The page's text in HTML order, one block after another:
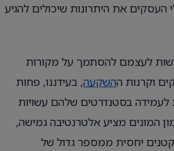
העסקים את היתרונות שיכולים להגיע
לעצמם להסתמך על מקורות
וקרנות ההשקעה, בעידננו, פחות
לעמידה בסטנדרטים שלהם עשויות
המונים מציע אלטרנטיבה גמישה,
יחסית ממספר גדול של